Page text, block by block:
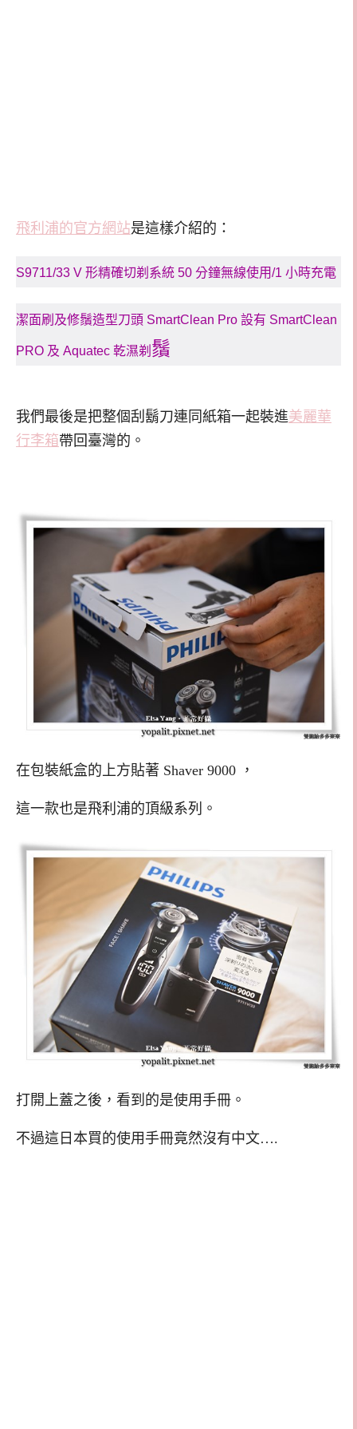
飛利浦的官方網站是這樣介紹的：
S9711/33 V 形精確切剃系統 50 分鐘無線使用/1 小時充電
潔面刷及修鬚造型刀頭 SmartClean Pro 設有 SmartClean
PRO 及 Aquatec 乾濕剃 鬚
我們最後是把整個刮鬍刀連同紙箱一起裝進美麗華
行李箱帶回臺灣的。
在包裝紙盒的上方貼著 Shaver 9000 ，
這一款也是飛利浦的頂級系列。
打開上蓋之後，看到的是使用手冊。
不過這日本買的使用手冊竟然沒有中文….